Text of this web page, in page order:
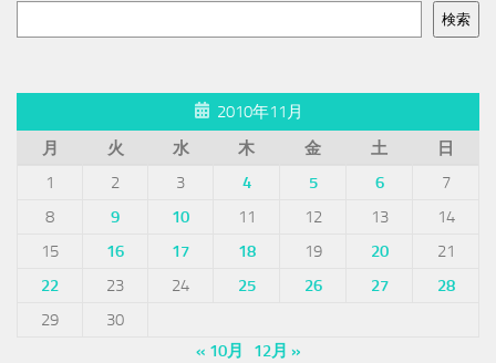
検索
2010年11月
月
火 水 木 金 土
日
1
2 3 4 5 6
7
8
9 10 11 12 13
14
15
16 17 18 19 20
21
22
23 24 25 26 27
28
29
30
« 10月
12月 »